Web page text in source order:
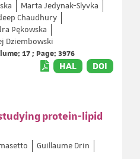
Marta Jedynak-Slyvka
Chaudhury
Pękowska
Dziembowski
17 ; Page: 3976
HAL DOI
protein-lipid
Guillaume Drin